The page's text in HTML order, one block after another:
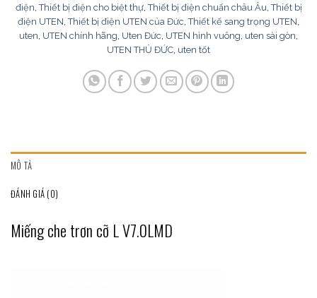
điện,Thiết bị điện cho biệt thự,Thiết bị điện chuẩn châu Âu,Thiết bị
điện UTEN,Thiết bị điện UTEN của Đức,Thiết kế sang trọng UTEN,
uten, UTEN chính hãng, Uten Đức, UTEN hình vuông, uten sài gòn,
UTEN THỦ ĐỨC, uten tốt
MÔ TẢ
ĐÁNH GIÁ (0)
Miếng che trơn cỡ L V7.0LMD